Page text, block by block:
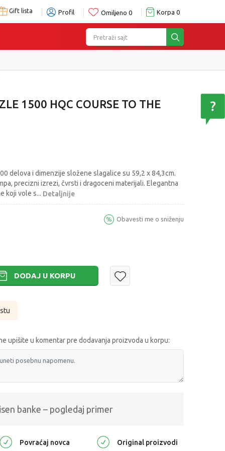
Gift lista Profil Omiljeno 0 Korpa 0
Pretraži sajt
1500 HQC COURSE TO THE
delova i dimenzije složene slagalice su 59,2 x 84,3cm.
precizni izrezi, čvrsti i dragoceni materijali. Elegantna
koji vole s... Detaljnije
Obavesti me o sniženju
DODAJ U KORPU
upišite u komentar pre dodavanja proizvoda u korpu:
banke – pogledaj primer
Povraćaj novca Original proizvodi